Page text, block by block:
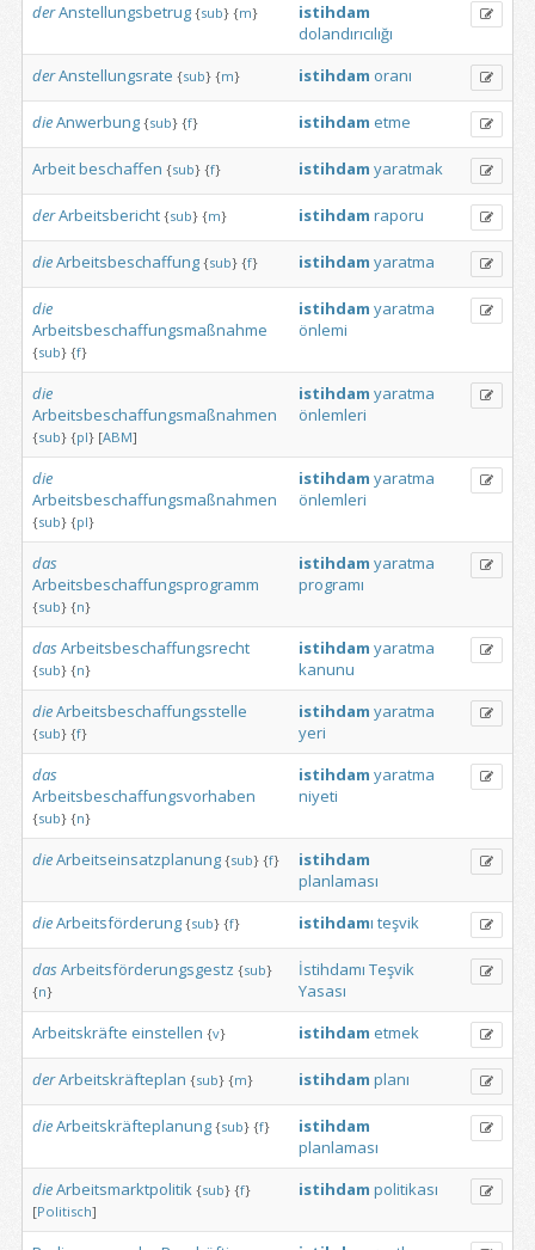
derAnstellungsbetrug {sub} {m}
istihdam
dolandırıcılığı
derAnstellungsrate {sub} {m} istihdam oranı
dieAnwerbung {sub} {f} istihdam etme
Arbeitbeschaffen {sub} {f} istihdam yaratmak
derArbeitsbericht {sub} {m} istihdam raporu
dieArbeitsbeschaffung {sub} {f} istihdam yaratma
die
Arbeitsbeschaffungsmaßnahme
{sub} {f}
istihdam yaratma
önlemi
die
Arbeitsbeschaffungsmaßnahmen
{sub} {pl} [ABM]
istihdam yaratma
önlemleri
die
Arbeitsbeschaffungsmaßnahmen
{sub} {pl}
istihdam yaratma
önlemleri
das
Arbeitsbeschaffungsprogramm
{sub} {n}
istihdam yaratma
programı
dasArbeitsbeschaffungsrecht
{sub} {n}
istihdam yaratma
kanunu
dieArbeitsbeschaffungsstelle
{sub} {f}
istihdam yaratma
yeri
das
Arbeitsbeschaffungsvorhaben
{sub} {n}
istihdam yaratma
niyeti
dieArbeitseinsatzplanung {sub} {f}
istihdam
planlaması
dieArbeitsförderung {sub} {f} istihdamı teşvik
dasArbeitsförderungsgestz {sub}
{n}
İstihdamı Teşvik
Yasası
Arbeitskräfte einstellen {v} istihdam etmek
derArbeitskräfteplan {sub} {m} istihdam planı
dieArbeitskräfteplanung {sub} {f}
istihdam
planlaması
dieArbeitsmarktpolitik {sub} {f}
[Politisch]
istihdam politikası